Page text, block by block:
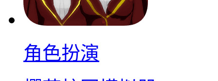
角色扮演